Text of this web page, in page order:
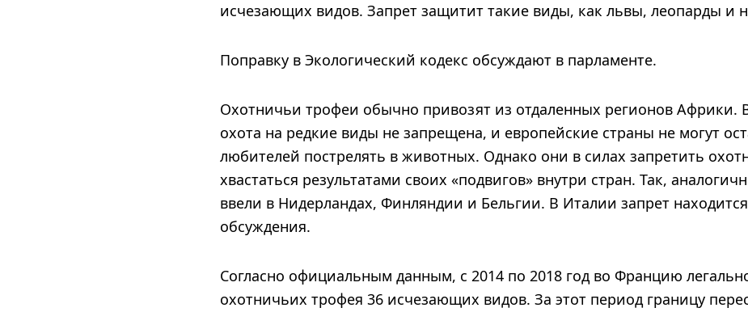
исчезающих видов. Запрет защитит такие виды, как львы, леопарды и
Поправку в Экологический кодекс обсуждают в парламенте.
Охотничьи трофеи обычно привозят из отдаленных регионов Африки.
охота на редкие виды не запрещена, и европейские страны не могут
любителей пострелять в животных. Однако они в силах запретить
хвастаться результатами своих «подвигов» внутри стран. Так,
ввели в Нидерландах, Финляндии и Бельгии. В Италии запрет
обсуждения.
Согласно официальным данным, с 2014 по 2018 год во Францию
охотничьих трофея 36 исчезающих видов. За этот период границу